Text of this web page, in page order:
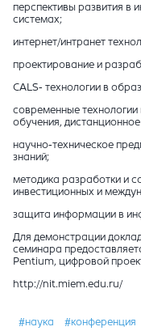
перспективы развития
системах;
интернет/интранет
проектирование и
CALS- технологии в
современные
обучения,
научно-техническое
знаний;
методика разработки и
инвестиционных и
защита информации в
Для демонстрации
семинара
Pentium, цифровой
http://nit.miem.edu.ru/
#наука #конференция